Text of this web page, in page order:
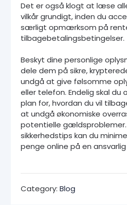
Det er også klogt at læse
vilkår grundigt, inden du
særligt opmærksom på
tilbagebetalingsbetingelser.
Beskyt dine personlige
dele dem på sikre,
undgå at give følsomme
eller telefon. Endelig skal du
plan for, hvordan du vil
at undgå økonomiske
potentielle
sikkerhedstips kan du
penge online på en
Category:Blog